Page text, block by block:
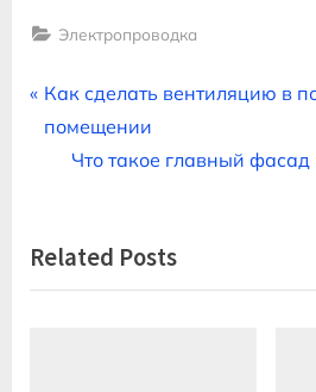
Электропроводка
Навигация
P
r
o
u
Как сделать вентиляцию в
помещении
N
t
P
Что такое главный фасад
Related Posts